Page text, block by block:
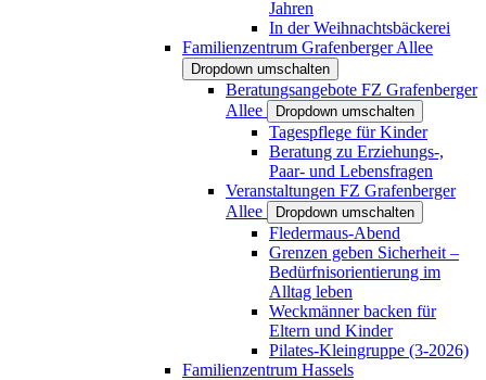
Jahren
In der Weihnachtsbäckerei
Familienzentrum Grafenberger Allee
Dropdown umschalten
Beratungsangebote FZ Grafenberger
Allee
Dropdown umschalten
Tagespflege für Kinder
Beratung zu Erziehungs-,
Paar- und Lebensfragen
Veranstaltungen FZ Grafenberger
Allee
Dropdown umschalten
Fledermaus-Abend
Grenzen geben Sicherheit –
Bedürfnisorientierung im
Alltag leben
Weckmänner backen für
Eltern und Kinder
Pilates-Kleingruppe (3-2026)
Familienzentrum Hassels